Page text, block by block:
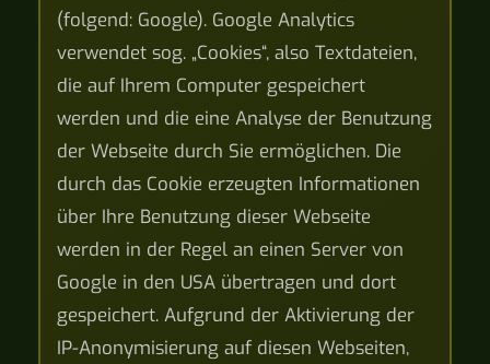
(folgend: Google). Google Analytics
verwendet sog. „Cookies“, also Textdateien,
die auf Ihrem Computer gespeichert
werden und die eine Analyse der Benutzung
der Webseite durch Sie ermöglichen. Die
durch das Cookie erzeugten Informationen
über Ihre Benutzung dieser Webseite
werden in der Regel an einen Server von
Google in den USA übertragen und dort
gespeichert. Aufgrund der Aktivierung der
IP-Anonymisierung auf diesen Webseiten,